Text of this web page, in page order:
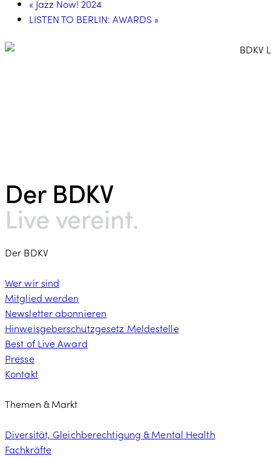
« Jazz Now! 2024
LISTEN TO BERLIN: AWARDS »
Der BDKV​
Live vereint.
Der BDKV
Wer wir sind
Mitglied werden
Newsletter abonnieren
Hinweisgeberschutzgesetz Meldestelle
Best of Live Award
Presse
Kontakt
Themen & Markt
Diversität, Gleichberechtigung & Mental Health
Fachkräfte